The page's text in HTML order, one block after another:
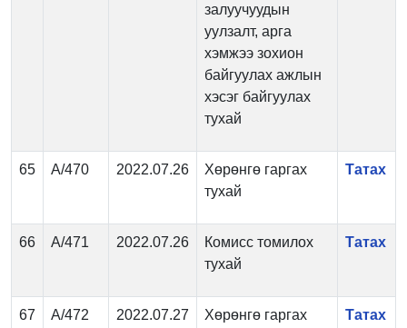
залуучуудын
уулзалт, арга
хэмжээ зохион
байгуулах ажлын
хэсэг байгуулах
тухай
65 А/470 2022.07.26
Хөрөнгө гаргах
тухай
Татах
66 А/471 2022.07.26
Комисс томилох
тухай
Татах
67 А/472 2022.07.27
Хөрөнгө гаргах
Татах